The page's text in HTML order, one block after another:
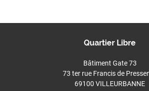
Quartier Libre
Bâtiment Gate 73
73 ter rue Francis de
69100 VILLEURBANNE